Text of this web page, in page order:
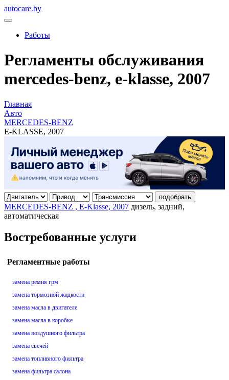
autocare.by
Работы
Регламенты обслуживания
mercedes-benz, e-klasse, 2007
Главная
Авто
MERCEDES-BENZ
E-KLASSE, 2007
подобрать
MERCEDES-BENZ , E-Klasse, 2007 дизель, задний,
автоматическая
Востребованные услуги
Регламентные работы
замена ремня грм
замена тормозной жидкости
замена масла в двигателе
замена масла в коробке
замена воздушного фильтра
замена свечей
замена топливного фильтра
замена фильтра салона